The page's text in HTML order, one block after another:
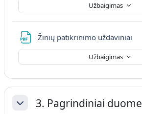
Užbaigimas
Žinių patikrinimo uždaviniai
Užbaigimas
Sutraukti3. Pagrindiniai